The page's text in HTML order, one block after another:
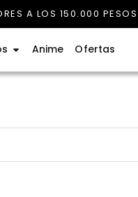
A LOS 150.000 PESOS
Abrir Videojuegos
Anime Ofertas